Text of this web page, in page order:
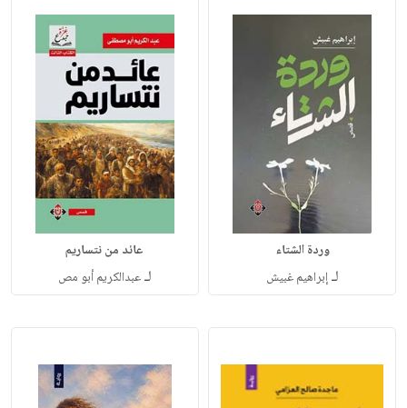
وردة الشتاء
لـإبراهيم غبيش
عائد من نتساريم
لـعبدالكريم أبو مص